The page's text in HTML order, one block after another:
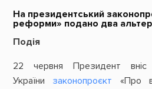
На президентський
реформи» подано два
Подія
22 червня Президент
України законопроєкт «Про